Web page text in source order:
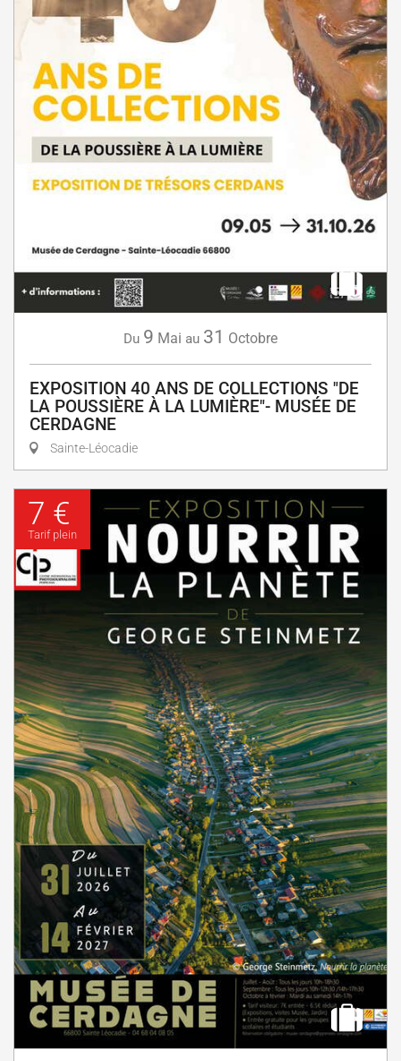
Du 9 Mai au 31 Octobre
EXPOSITION 40 ANS DE COLLECTIONS "DE
LA POUSSIÈRE À LA LUMIÈRE"- MUSÉE DE
CERDAGNE
Sainte-Léocadie
7 €
Tarif plein